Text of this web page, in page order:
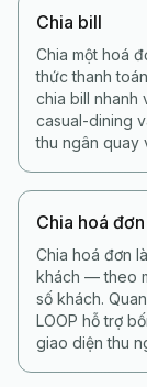
Chia bill
Chia một hoá
thức thanh
chia bill nhanh
casual-dining
thu ngân quay
Chia hoá đơn
Chia hoá đơn
khách — theo
số khách.
LOOP hỗ trợ
giao diện thu